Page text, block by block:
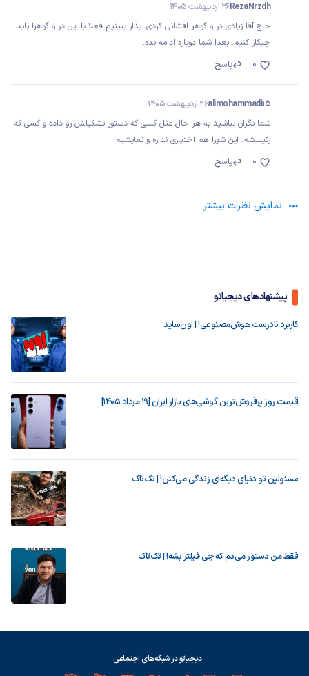
RezaNrzdh26 اردیبهشت 1405
حاج آقا زیادی در و گوهر افشانی کردی. بذار ببینیم فعلا با این در و گوهرا باید
چیکار کنیم. بعدا شما دوباره ادامه بده.
پاسخ
0
alimohammadi1526 اردیبهشت 1405
شما نگران نباشید به هر حال مثل کسی که دستور تشکیلش رو داده و کسی که
رئیسشه، این شورا هم اختیاری نداره و نمایشیه
پاسخ
0
نمایش نظرات بیشتر
پیشنهادهای دیجیاتو
کاربرد نادرست هوش‌مصنوعی! | اون‌ساید
قیمت روز پرفروش‌ترین گوشی‌های بازار ایران [19 مرداد 1405]
مسئولین تو دنیای دیگه‌ای زندگی می‌کنن! | تک‌تاک
فقط من دستور می‌دم که چی فیلتر بشه! | تک‌تاک
دیجیاتو در شبکه‌های اجتماعی